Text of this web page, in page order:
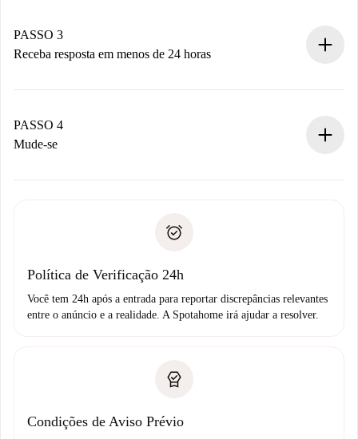
Não cobramos nada até que o proprietário confirme.
PASSO 3
Receba resposta em menos de 24 horas
proprietário.
Se recusada: não cobraremos nada e ofereceremos
Débito direto bancário
PASSO 4
Mude-se
não comunicar nenhum problema.
Política de Verificação 24h
Você tem 24h após a entrada para reportar discrepâncias relevantes
entre o anúncio e a realidade. A Spotahome irá ajudar a resolver.
Condições de Aviso Prévio